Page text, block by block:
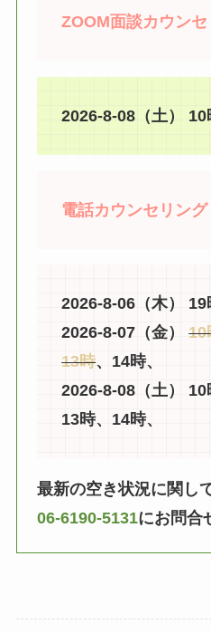
ZOOM面談カウン
2026-8-08（土） 10
電話カウンセリング
2026-8-06（木）
2026-8-07（金）10
13時、14時、
2026-8-08（土） 10
13時、14時、
最新の空き状況に関し
06-6190-5131にお問合